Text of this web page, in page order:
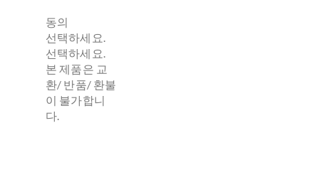
동의
선택하세요.
선택하세요.
본 제품은 교
환/ 반품/ 환불
이 불가합니
다.